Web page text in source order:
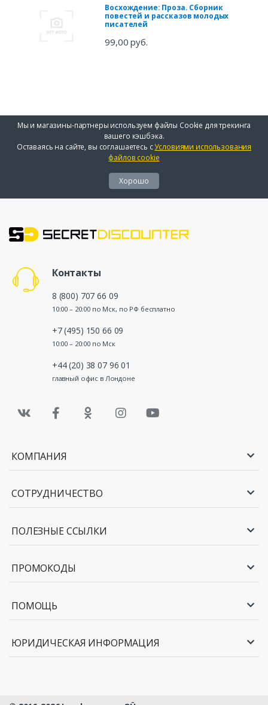
Восхождение: Проза. Сборник
повестей и рассказов молодых
писателей
99,00 руб.
Мы и магазины-партнеры используем файлы Cookie для трекинга
вашего кэшбэка.
Оставаясь на сайте, вы соглашаетесь сУсловиями использования
файлов cookie
Хорошо
Контакты
8 (800) 707 66 09
10:00 – 20:00 по Мск, по РФ бесплатно
+7 (495) 150 66 09
10:00 – 20:00 по Мск
+44 (20) 38 07 96 01
главный офис в Лондоне
КОМПАНИЯ
СОТРУДНИЧЕСТВО
ПОЛЕЗНЫЕ ССЫЛКИ
ПРОМОКОДЫ
ПОМОЩЬ
ЮРИДИЧЕСКАЯ ИНФОРМАЦИЯ